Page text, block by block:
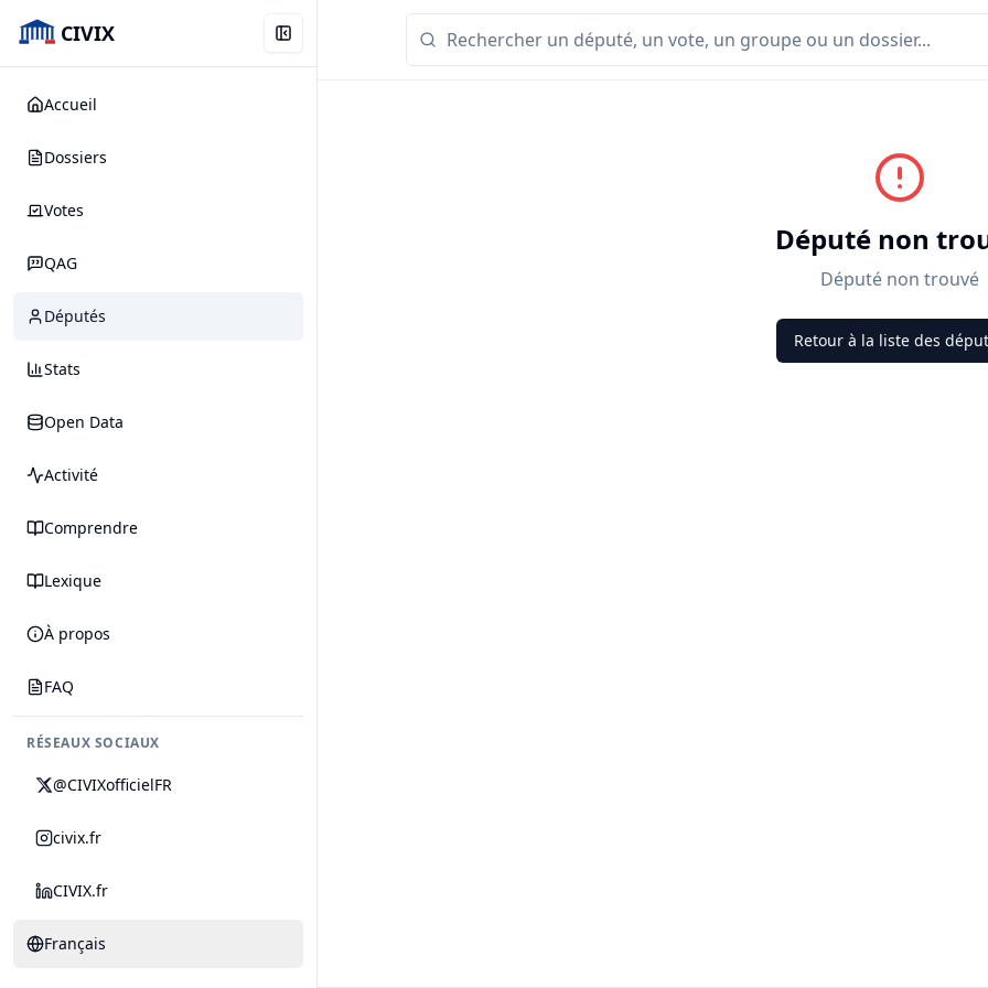
CIVIX
Accueil
Dossiers
Votes
QAG
Députés
Stats
Open Data
Activité
Comprendre
Lexique
À propos
FAQ
RÉSEAUX SOCIAUX
@CIVIXofficielFR
civix.fr
CIVIX.fr
Français
Député non
Député non trouvé
Retour à la liste des